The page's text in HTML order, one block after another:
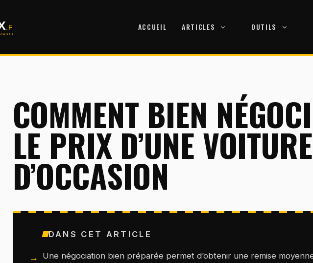
ACCUEIL ARTICLES OUTILS
COMMENT BIEN
LE PRIX D’UNE VOITURE
D’OCCASION
DANS CET ARTICLE
Une négociation bien préparée permet d’obtenir une remise